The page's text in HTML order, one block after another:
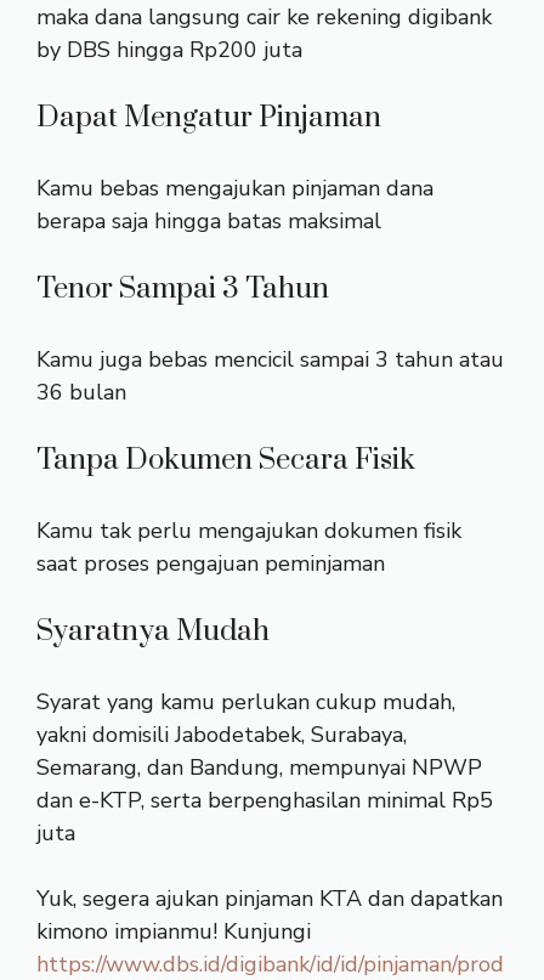
maka dana langsung cair ke rekening digibank
by DBS hingga Rp200 juta
Dapat Mengatur Pinjaman
Kamu bebas mengajukan pinjaman dana
berapa saja hingga batas maksimal
Tenor Sampai 3 Tahun
Kamu juga bebas mencicil sampai 3 tahun atau
36 bulan
Tanpa Dokumen Secara Fisik
Kamu tak perlu mengajukan dokumen fisik
saat proses pengajuan peminjaman
Syaratnya Mudah
Syarat yang kamu perlukan cukup mudah,
yakni domisili Jabodetabek, Surabaya,
Semarang, dan Bandung, mempunyai NPWP
dan e-KTP, serta berpenghasilan minimal Rp5
juta
Yuk, segera ajukan pinjaman KTA dan dapatkan
kimono impianmu! Kunjungi
https://www.dbs.id/digibank/id/id/pinjaman/prod